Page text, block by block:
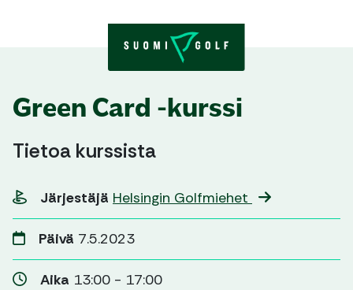
Green Card -kurssi
Tietoa kurssista
Järjestäjä Helsingin Golfmiehet
Päivä 7.5.2023
Aika 13:00 - 17:00